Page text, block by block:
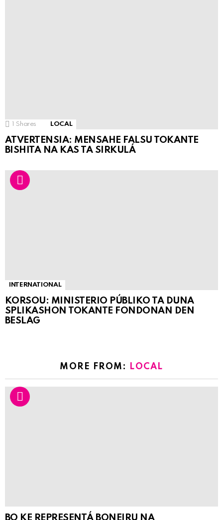
1 Shares LOCAL
ATVERTENSIA: MENSAHE FALSU TOKANTE
BISHITA NA KAS TA SIRKULÁ
INTERNATIONAL
KORSOU: MINISTERIO PÚBLIKO TA DUNA
SPLIKASHON TOKANTE FONDONAN DEN
BESLAG
MORE FROM: LOCAL
BO KE REPRESENTÁ BONEIRU NA